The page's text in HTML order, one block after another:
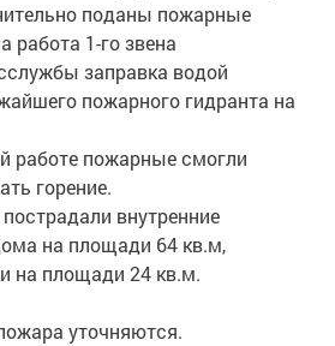
поданы пожарные
работа 1-го звена
заправка водой
пожарного гидранта на
работе пожарные смогли
горение.
внутренние
на площади 64 кв.м,
на площади 24 кв.м.
уточняются.